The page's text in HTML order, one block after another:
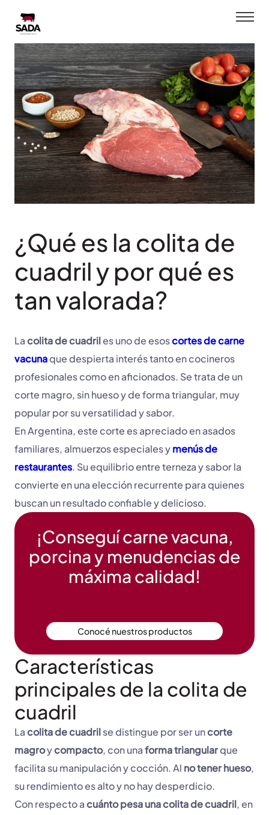
contenido
¿Qué es la colita de
cuadril y por qué es
tan valorada?
Lacolita de cuadriles uno de esoscortes de carne
vacunaque despierta interés tanto en cocineros
profesionales como en aficionados. Se trata de un
corte magro, sin hueso y de forma triangular, muy
popular por su versatilidad y sabor.
En Argentina, este corte es apreciado en asados
familiares, almuerzos especiales ymenús de
restaurantes. Su equilibrio entre terneza y sabor la
convierte en una elección recurrente para quienes
buscan un resultado confiable y delicioso.
¡Conseguí carne vacuna,
porcina y menudencias de
máxima calidad!
Conocé nuestros productos
Características
principales de la colita de
cuadril
Lacolita de cuadrilse distingue por ser uncorte
magroycompacto, con unaforma triangularque
facilita su manipulación y cocción. Al no tener hueso,
su rendimiento es alto y no hay desperdicio.
Con respecto acuánto pesa una colita de cuadril, en